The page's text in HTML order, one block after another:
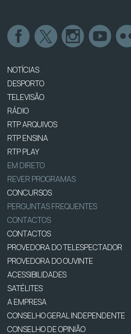
NOTÍCIAS
DESPORTO
TELEVISÃO
RÁDIO
RTP ARQUIVOS
RTP ENSINA
RTP PLAY
EM DIRETO
REVER PROGRAMAS
CONCURSOS
PERGUNTAS FREQUENTES
CONTACTOS
CONTACTOS
PROVEDORA DO TELESPECTADOR
PROVEDORA DO OUVINTE
ACESSIBILIDADES
SATÉLITES
A EMPRESA
CONSELHO GERAL INDEPENDENTE
CONSELHO DE OPINIÃO